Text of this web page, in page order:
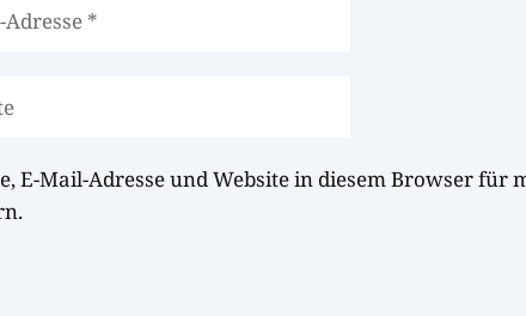
E-Mail-Adresse und Website in diesem Browser für